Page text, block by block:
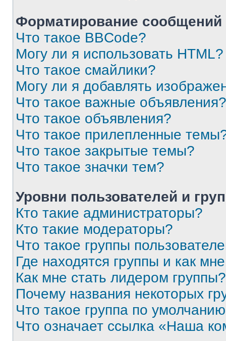
Форматирование
Что такое BBCode?
Могу ли я использовать HTML?
Что такое смайлики?
Могу ли я добавлять
Что такое важные объявления?
Что такое объявления?
Что такое прилепленные
Что такое закрытые темы?
Что такое значки тем?
Уровни пользователей и
Кто такие администраторы?
Кто такие модераторы?
Что такое группы
Где находятся группы и как
Как мне стать лидером группы?
Почему названия некоторых
Что такое группа по
Что означает ссылка «Наша